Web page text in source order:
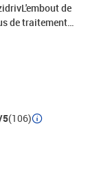
de
de traitement
extra-dure pour
vibrations du
couple. De plus,
un vissage
métal : Acier
5(106)